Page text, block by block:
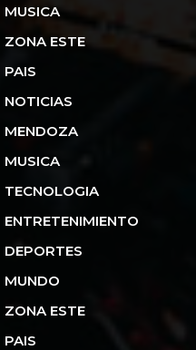
MUSICA
ZONA ESTE
PAIS
NOTICIAS
MENDOZA
MUSICA
TECNOLOGIA
ENTRETENIMIENTO
DEPORTES
MUNDO
ZONA ESTE
PAIS